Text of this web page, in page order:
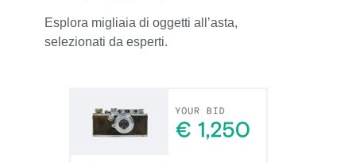
Esplora migliaia di oggetti all’asta,
selezionati da esperti.